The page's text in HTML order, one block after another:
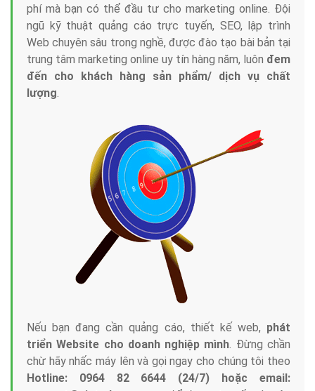
phí mà bạn có thể đầu tư cho marketing online. Đội
ngũ kỹ thuật quảng cáo trực tuyến, SEO, lập trình
Web chuyên sâu trong nghề, được đào tạo bài bản tại
trung tâm marketing online uy tín hàng năm, luôn đem
đến cho khách hàng sản phẩm/ dịch vụ chất
lượng.
Nếu bạn đang cần quảng cáo, thiết kế web, phát
triển Website cho doanh nghiệp mình. Đừng chần
chừ hãy nhấc máy lên và gọi ngay cho chúng tôi theo
Hotline: 0964 82 6644 (24/7) hoặc email: